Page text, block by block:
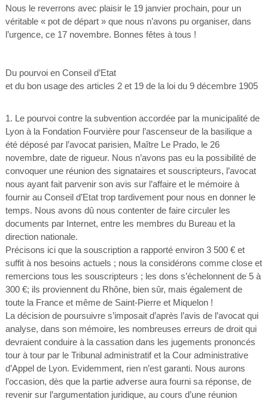
Nous le reverrons avec plaisir le 19 janvier prochain, pour un
véritable « pot de départ » que nous n’avons pu organiser, dans
l’urgence, ce 17 novembre. Bonnes fêtes à tous !
Du pourvoi en Conseil d’Etat
et du bon usage des articles 2 et 19 de la loi du 9 décembre 1905
1. Le pourvoi contre la subvention accordée par la municipalité de
Lyon à la Fondation Fourvière pour l’ascenseur de la basilique a
été déposé par l’avocat parisien, Maître Le Prado, le 26
novembre, date de rigueur. Nous n’avons pas eu la possibilité de
convoquer une réunion des signataires et souscripteurs, l’avocat
nous ayant fait parvenir son avis sur l’affaire et le mémoire à
fournir au Conseil d’Etat trop tardivement pour nous en donner le
temps. Nous avons dû nous contenter de faire circuler les
documents par Internet, entre les membres du Bureau et la
direction nationale.
Précisons ici que la souscription a rapporté environ 3 500 € et
suffit à nos besoins actuels ; nous la considérons comme close et
remercions tous les souscripteurs ; les dons s’échelonnent de 5 à
300 €; ils proviennent du Rhône, bien sûr, mais également de
toute la France et même de Saint-Pierre et Miquelon !
La décision de poursuivre s’imposait d’après l’avis de l’avocat qui
analyse, dans son mémoire, les nombreuses erreurs de droit qui
devraient conduire à la cassation dans les jugements prononcés
tour à tour par le Tribunal administratif et la Cour administrative
d’Appel de Lyon. Evidemment, rien n’est garanti. Nous aurons
l’occasion, dès que la partie adverse aura fourni sa réponse, de
revenir sur l’argumentation juridique, au cours d’une réunion